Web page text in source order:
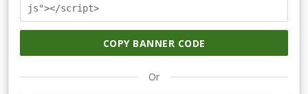
js"></script>
COPY BANNER CODE
Or